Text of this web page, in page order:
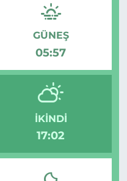
GÜNEŞ
05:57
İKINDI
17:02